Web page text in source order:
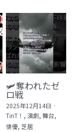
🛩️奪われたゼ
ロ戦
2025年12月14日 ·
TinT！, 演劇, 舞台,
俳優, 芝居